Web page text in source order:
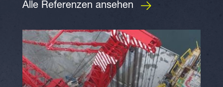
Alle Referenzen ansehen